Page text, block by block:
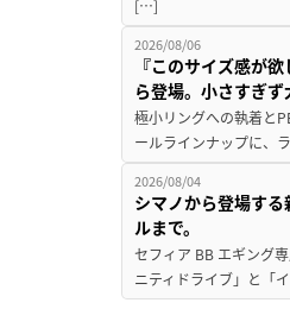
[…]
2026/08/06
『このサイズ感が
ら登場。小さすぎず
極小リングへの執着と
ールラインナップに、
2026/08/04
シマノから登場す
ルまで。
セフィア BB エギング
ニティドライブ」と「